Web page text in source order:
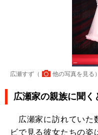
広瀬すず（ 他の写真を見る ）
広瀬家の親族に聞
広瀬家に訪れていた
ビで見る彼女たちの姿